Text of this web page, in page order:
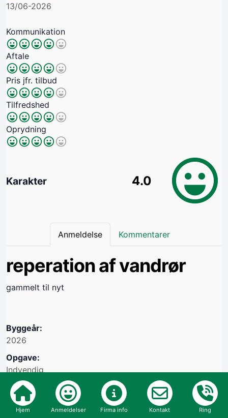
13/06-2026
Kommunikation
Aftale
Pris jfr. tilbud
Tilfredshed
Oprydning
Karakter 4.0
Anmeldelse Kommentarer
reperation af vandrør
gammelt til nyt
Byggeår:
2026
Opgave:
Indvendig
Vil du bruge håndværkeren igen: JA
Oprettet i cvr nr.: 39659778
Hjem Anmeldelser Firma info Kontakt Ring